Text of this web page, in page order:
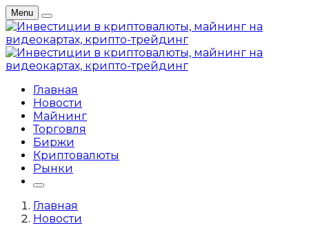
Menu
Главная
Новости
Майнинг
Торговля
Биржи
Криптовалюты
Рынки
Главная
Новости